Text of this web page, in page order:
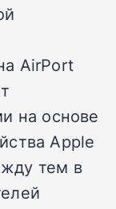
AirPort
на основе
Apple
тем в